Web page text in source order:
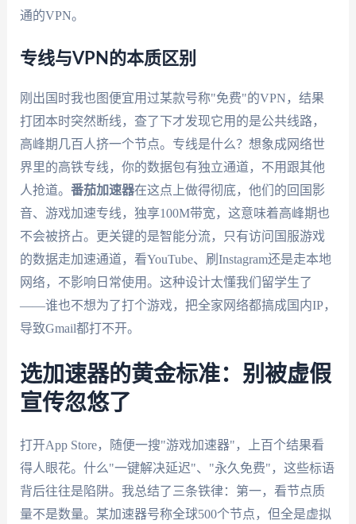
通的VPN。
专线与VPN的本质区别
刚出国时我也图便宜用过某款号称"免费"的VPN，结果
打团本时突然断线，查了下才发现它用的是公共线路，
高峰期几百人挤一个节点。专线是什么？想象成网络世
界里的高铁专线，你的数据包有独立通道，不用跟其他
人抢道。 番茄加速器在这点上做得彻底，他们的回国影
音、游戏加速专线，独享100M带宽，这意味着高峰期也
不会被挤占。更关键的是智能分流，只有访问国服游戏
的数据走加速通道，看YouTube、刷Instagram还是走本地
网络，不影响日常使用。这种设计太懂我们留学生了
——谁也不想为了打个游戏，把全家网络都搞成国内IP，
导致Gmail都打不开。
选加速器的黄金标准：别被虚假
宣传忽悠了
打开App Store，随便一搜"游戏加速器"，上百个结果看
得人眼花。什么"一键解决延迟"、"永久免费"，这些标语
背后往往是陷阱。我总结了三条铁律：第一，看节点质
量不是数量。某加速器号称全球500个节点，但全是虚拟